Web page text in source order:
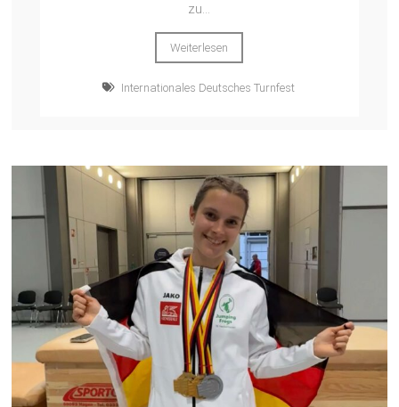
zu...
Weiterlesen
Internationales Deutsches Turnfest